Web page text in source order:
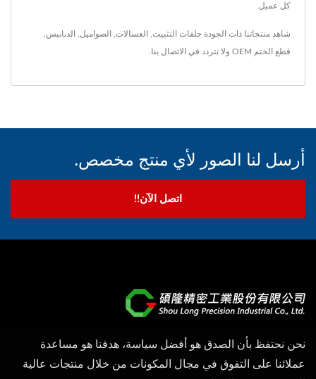
كل عميل.
شاهد منتجاتنا ذات الجودة حلقات التثبيت الغسالات الصواميل الدبابيس
قطع الختم OEM ولا تتردد في الاتصال بنا
أرسل لنا الصور لأي منتج مخصص.
اتصل الآن!!
نحن نحتفظ بأن الصدق هو أفضل سياسة، هدفنا هو مساعدة
عملائنا على التفوق في مجال المكونات من خلال منتجات عالية